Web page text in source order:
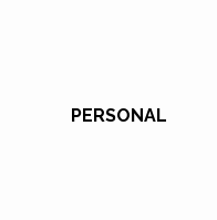
PERSONAL